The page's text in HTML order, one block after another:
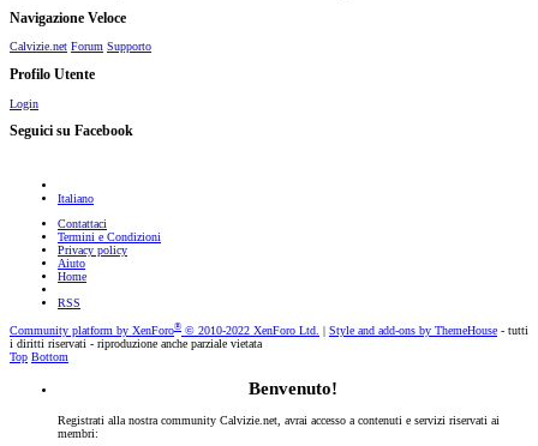
Navigazione Veloce
Calvizie.net Forum Supporto
Profilo Utente
Login
Seguici su Facebook
Italiano
Contattaci
Termini e Condizioni
Privacy policy
Aiuto
Home
RSS
Community platform by XenForo® © 2010-2022 XenForo Ltd. Style and add-ons by ThemeHouse - tutti
i diritti riservati - riproduzione anche parziale vietata
Top Bottom
Benvenuto!
Registrati alla nostra community Calvizie.net, avrai accesso a contenuti e servizi riservati ai
membri: